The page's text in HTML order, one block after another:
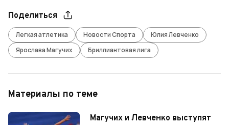
Поделиться
Легкая атлетика Новости Спорта
Юлия Левченко
Ярослава Магучих
Бриллиантовая лига
Материалы по теме
Магучих и Левченко выступят